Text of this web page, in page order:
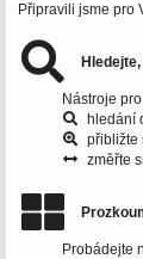
Připravili jsme pro
Nástroje
hledání
přibližte
změřte
Probádejte